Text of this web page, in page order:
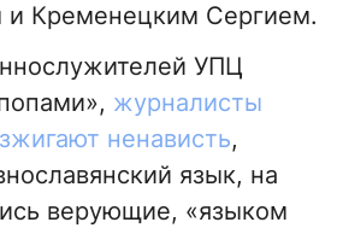
и Кременецким Сергием.
УПЦ
журналисты
ненависть,
язык, на
верующие, «языком